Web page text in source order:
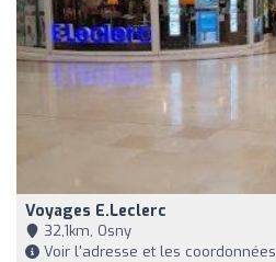
Voyages E.Leclerc
32,1km, Osny
Voir l'adresse et les coordonnées